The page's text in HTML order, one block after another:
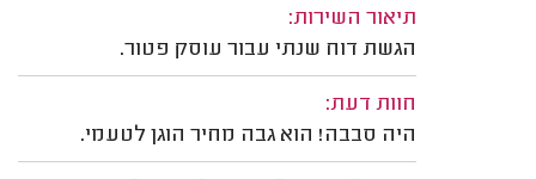
תיאור השירות:
הגשת דוח שנתי עבור עוסק פטור.
חוות דעת:
היה סבבה! הוא גבה מחיר הוגן לטעמי.